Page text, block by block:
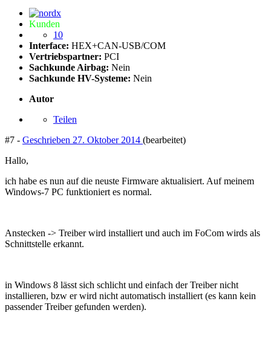
Kunden
10
Interface: HEX+CAN-USB/COM
Vertriebspartner: PCI
Sachkunde Airbag: Nein
Sachkunde HV-Systeme: Nein
Autor
Teilen
#7 - Geschrieben 27. Oktober 2014 (bearbeitet)
Hallo,
ich habe es nun auf die neuste Firmware aktualisiert. Auf meinem
Windows-7 PC funktioniert es normal.
Anstecken -> Treiber wird installiert und auch im FoCom wirds als
Schnittstelle erkannt.
in Windows 8 lässt sich schlicht und einfach der Treiber nicht
installieren, bzw er wird nicht automatisch installiert (es kann kein
passender Treiber gefunden werden).